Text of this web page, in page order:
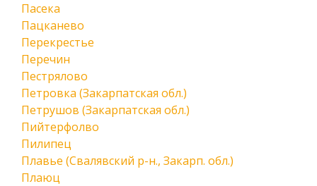
Пасека
Пацканево
Перекрестье
Перечин
Пестрялово
Петровка (Закарпатская обл.)
Петрушов (Закарпатская обл.)
Пийтерфолво
Пилипец
Плавье (Свалявский р-н., Закарп. обл.)
Плаюц